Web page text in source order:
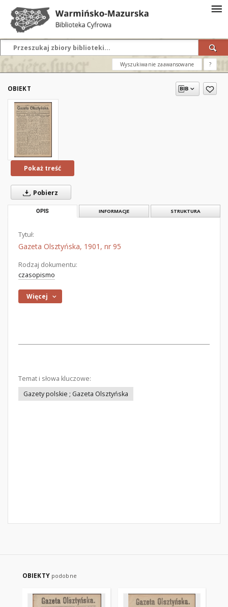
Wyszukiwanie zaawansowane ?
OBIEKT
Pokaż treść
Pobierz
OPIS INFORMACJE STRUKTURA
Tytuł:
Gazeta Olsztyńska, 1901, nr 95
Rodzaj dokumentu:
czasopismo
Więcej
Temat i słowa kluczowe:
Gazety polskie ; Gazeta Olsztyńska
OBIEKTY podobne